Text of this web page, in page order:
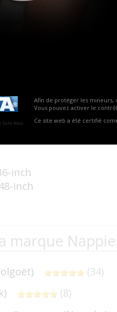
Afin de protéger les mineurs,
Vous pouvez activer le
Ce site web a été certifié
en plastique
et à l'arrière.
solides et
zone).
3500 ml.
toute discrétion
(tape zone)
M et L
inch
inch
marque
(34)
(8)